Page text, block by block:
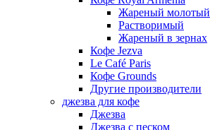
Жареный молотый
Растворимый
Жареный в зернах
Кофе Jezva
Le Café Paris
Кофе Grounds
Другие производители
джезва для кофе
Джезва
Джезва с песком